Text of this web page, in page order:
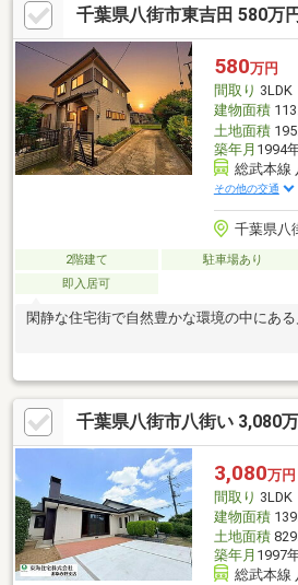
千葉県八街市東吉田 580万
580万円
間取り 3LDK
建物面積
土地面積
築年月 1994
総武本線
その他の交通
千葉県八
2階建て 駐車場あり
即入居可
閑静な住宅街で自然豊かな環境の中にある
千葉県八街市八街い 3,080
3,080万円
間取り 3LDK
建物面積
土地面積
築年月 1997
総武本線